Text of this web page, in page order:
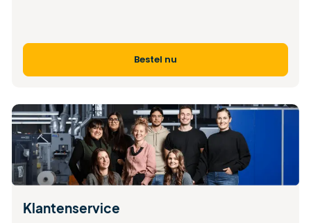
Bestel nu
Klantenservice